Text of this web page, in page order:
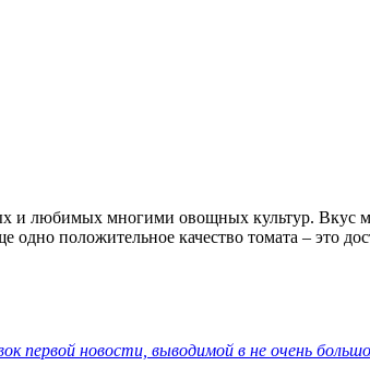
и любимых многими овощных культур. Вкус
положительное качество томата – это
первой новости, выводимой в не очень